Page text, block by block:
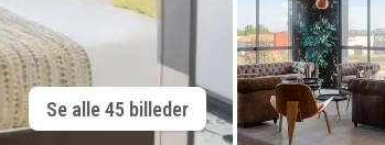
Se alle 45 billeder